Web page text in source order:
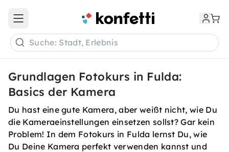
Open main menu
Suche: Stadt, Erlebnis
Grundlagen Fotokurs in Fulda:
Basics der Kamera
Du hast eine gute Kamera, aber weißt nicht, wie Du
die Kameraeinstellungen einsetzen sollst? Gar kein
Problem! In dem Fotokurs in Fulda lernst Du, wie
Du Deine Kamera perfekt verwenden kannst und